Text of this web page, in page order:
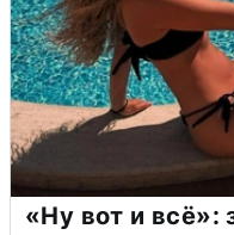
«Ну вот и всё»: